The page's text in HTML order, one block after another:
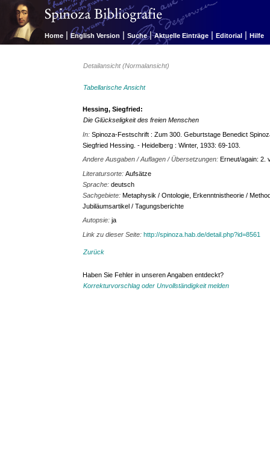
Home | English Version | Suche | Aktuelle Einträge | Editorial | Hilfe
Detailansicht (Normalansicht)
Tabellarische Ansicht
Hessing, Siegfried:
Die Glückseligkeit des freien Menschen
In:Spinoza-Festschrift : Zum 300. Geburtstage Benedict
Siegfried Hessing. - Heidelberg : Winter, 1933: 69-103.
Andere Ausgaben / Auflagen / Übersetzungen:Erneut/again: 2.
Literatursorte:Aufsätze
Sprache:deutsch
Sachgebiete:Metaphysik / Ontologie, Erkenntnistheorie /
Jubiläumsartikel / Tagungsberichte
Autopsie:ja
Link zu dieser Seite:http://spinoza.hab.de/detail.php?id=8561
Zurück
Haben Sie Fehler in unseren Angaben entdeckt?
Korrekturvorschlag oder Unvollständigkeit melden